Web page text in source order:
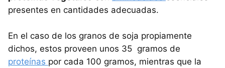
presentes en cantidades adecuadas.
En el caso de los granos de soja propiamente
dichos, estos proveen unos 35 gramos de
proteínas por cada 100 gramos, mientras que la